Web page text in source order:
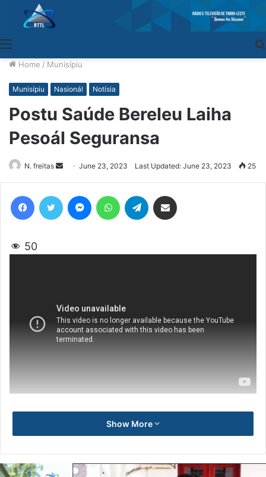
Home / Munisípiu
Munisípiu Nasionál Notísia
Postu Saúde Bereleu Laiha
Pesoál Seguransa
N. freitas
Send
an
email
June 23, 2023 Last Updated: June 23, 2023 25
50
Show More